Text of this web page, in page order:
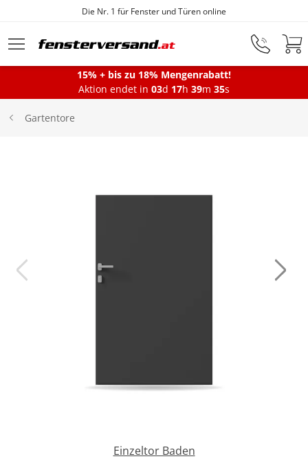
Zum Hauptinhalt springen
Die Nr. 1 für Fenster und Türen online
Fenster
Terrassentüren
Garagentore
15% + bis zu 18% Mengenrabatt!
Aktion endet in 03d 17h 39m 35s
Gartentore
Einzeltor Baden